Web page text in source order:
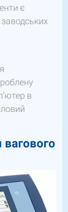
є
в
вагового